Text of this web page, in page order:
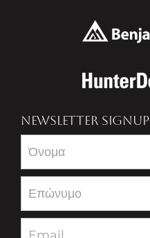
NEWSLETTER SIGNUP
Newsletter